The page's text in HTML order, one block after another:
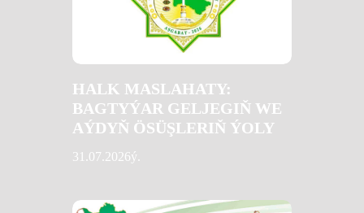
HALK MASLAHATY:
BAGTYÝAR GELJEGIŇ WE
AÝDYŇ ÖSÜŞLERIŇ ÝOLY
31.07.2026ý.